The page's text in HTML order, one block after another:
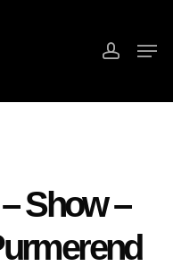
Show –
Close